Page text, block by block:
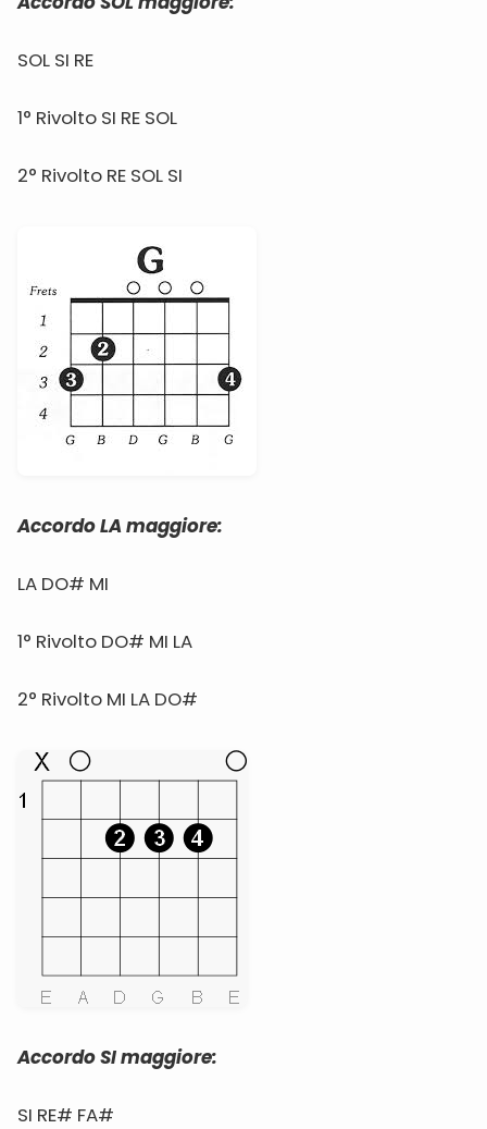
SOL SI RE
1° Rivolto SI RE SOL
2° Rivolto RE SOL SI
Accordo LA maggiore:
LA DO# MI
1° Rivolto DO# MI LA
2° Rivolto MI LA DO#
Accordo SI maggiore:
SI RE# FA#